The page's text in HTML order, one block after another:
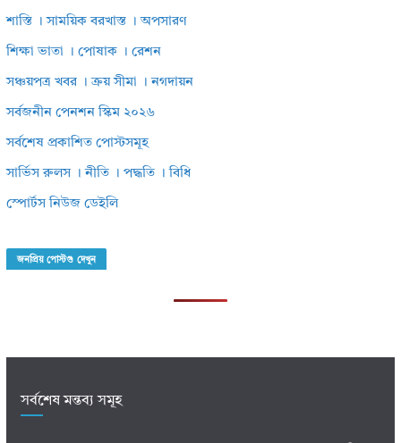
শাস্তি । সাময়িক বরখাস্ত । অপসারণ
শিক্ষা ভাতা । পোষাক । রেশন
সঞ্চয়পত্র খবর । ক্রয় সীমা । নগদায়ন
সর্বজনীন পেনশন স্কিম ২০২৬
সর্বশেষ প্রকাশিত পোস্টসমূহ
সার্ভিস রুলস । নীতি । পদ্ধতি । বিধি
স্পোর্টস নিউজ ডেইলি
জনপ্রিয় পোস্টগু দেখুন
সর্বশেষ মন্তব্য সমূহ